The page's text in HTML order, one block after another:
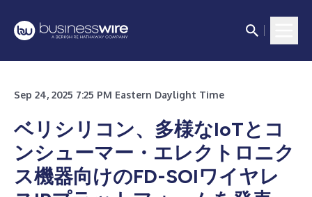
Sep 24, 2025 7:25 PM Eastern Daylight Time
ベリシリコン、多様なIoTとコ
ンシューマー・エレクトロニク
ス機器向けのFD-SOIワイヤレ